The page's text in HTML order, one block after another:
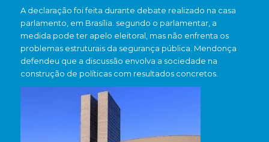
A declaração foi feita durante debate realizado na casa
parlamento, em Brasília. segundo o parlamentar, a
medida pode ter apelo eleitoral, mas não enfrenta os
problemas estruturais da segurança pública. Mendonça
defendeu que a discussão envolva a sociedade na
construção de políticas com resultados concretos.